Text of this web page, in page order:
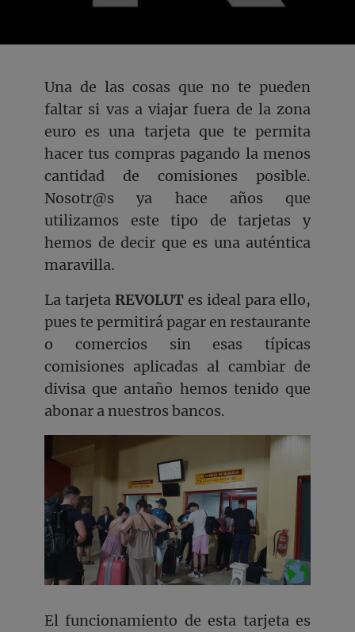
Una de las cosas que no te pueden
faltar si vas a viajar fuera de la zona
euro es una tarjeta que te permita
hacer tus compras pagando la menos
cantidad de comisiones posible.
Nosotr@s ya hace años que
utilizamos este tipo de tarjetas y
hemos de decir que es una auténtica
maravilla.
La tarjeta REVOLUT es ideal para ello,
pues te permitirá pagar en restaurante
o comercios sin esas típicas
comisiones aplicadas al cambiar de
divisa que antaño hemos tenido que
abonar a nuestros bancos.
El funcionamiento de esta tarjeta es